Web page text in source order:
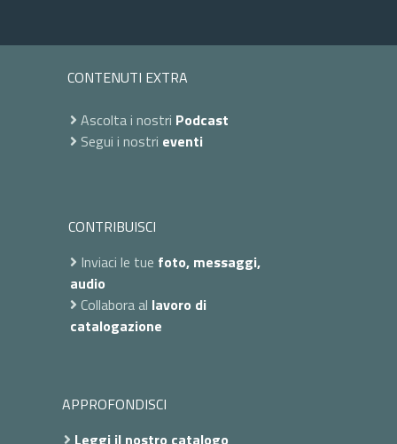
CONTENUTI EXTRA
Ascolta i nostri Podcast
Segui i nostri eventi
CONTRIBUISCI
Inviaci le tue foto, messaggi,
audio
Collabora al lavoro di
catalogazione
APPROFONDISCI
Leggi il nostro catalogo